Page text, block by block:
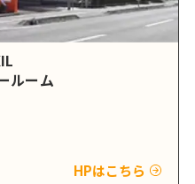
ルーム
HPはこちら